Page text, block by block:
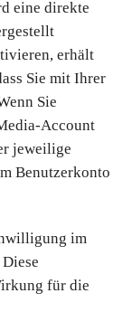
eine direkte
erhält
Sie mit Ihrer
Sie
Account
jeweilige
Benutzerkonto
im
für die